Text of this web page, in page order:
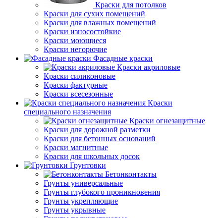
Краски для потолков
Краски для сухих помещений
Краски для влажных помещений
Краски износостойкие
Краски моющиеся
Краски негорючие
Фасадные краски
Краски акриловые
Краски силиконовые
Краски фактурные
Краски всесезонные
Краски
специального назначения
Краски огнезащитные
Краски для дорожной разметки
Краски для бетонных оснований
Краски магнитные
Краски для школьных досок
Грунтовки
Бетонконтакты
Грунты универсальные
Грунты глубокого проникновения
Грунты укрепляющие
Грунты укрывные